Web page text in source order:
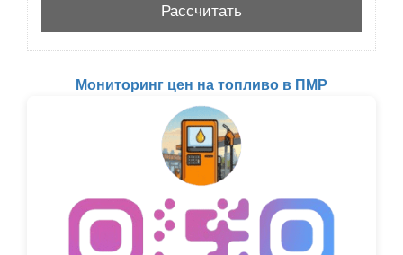
Мониторинг цен на топливо в ПМР